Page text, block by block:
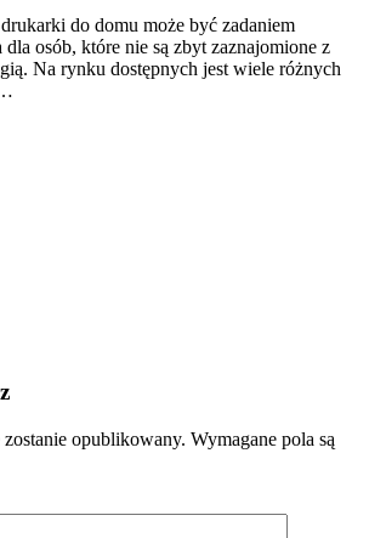
do domu może być zadaniem
dla osób, które nie są zbyt zaznajomione z
Na rynku dostępnych jest wiele różnych
opublikowany. Wymagane pola są